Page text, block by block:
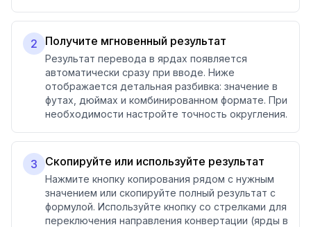
2 Получите мгновенный результат
Результат перевода в ярдах появляется
автоматически сразу при вводе. Ниже
отображается детальная разбивка: значение в
футах, дюймах и комбинированном формате. При
необходимости настройте точность округления.
3 Скопируйте или используйте результат
Нажмите кнопку копирования рядом с нужным
значением или скопируйте полный результат с
формулой. Используйте кнопку со стрелками для
переключения направления конвертации (ярды в